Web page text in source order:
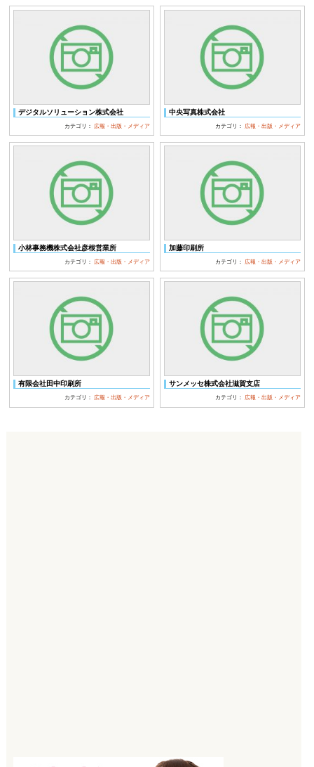
デジタルソリューション株式会社
カテゴリ： 広報・出版・メディア
中央写真株式会社
カテゴリ： 広報・出版・メディア
小林事務機株式会社彦根営業所
カテゴリ：広報・出版・メディア
加藤印刷所
カテゴリ：広報・出版・メディア
有限会社田中印刷所
カテゴリ：広報・出版・メディア
サンメッセ株式会社滋賀支店
カテゴリ：広報・出版・メディア